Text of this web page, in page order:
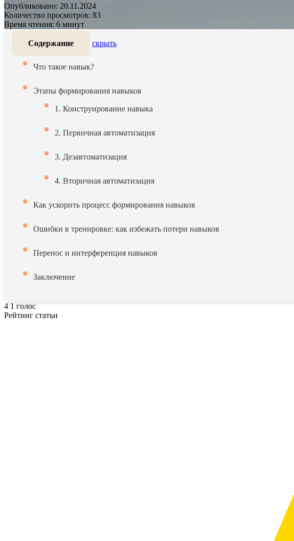
Опубликовано: 20.11.2024
Количество просмотров: 83
Время чтения: 6 минут
Содержание скрыть
Что такое навык?
Этапы формирования навыков
1. Конструирование навыка
2. Первичная автоматизация
3. Дезавтоматизация
4. Вторичная автоматизация
Как ускорить процесс формирования навыков
Ошибки в тренировке: как избежать потери навыков
Перенос и интерференция навыков
Заключение
4 1 голос
Рейтинг статьи